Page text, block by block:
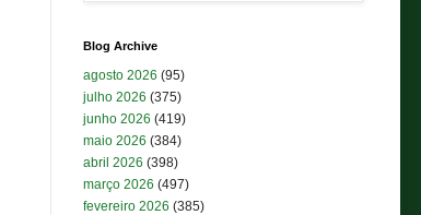
Blog Archive
agosto 2026 (95)
julho 2026 (375)
junho 2026 (419)
maio 2026 (384)
abril 2026 (398)
março 2026 (497)
fevereiro 2026 (385)